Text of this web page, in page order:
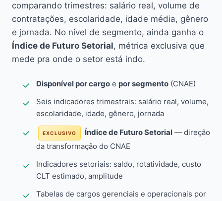
comparando trimestres: salário real, volume de
contratações, escolaridade, idade média, gênero
e jornada. No nível de segmento, ainda ganha o
Índice de Futuro Setorial, métrica exclusiva que
mede pra onde o setor está indo.
Disponível por cargo e por segmento (CNAE)
Seis indicadores trimestrais: salário real, volume,
escolaridade, idade, gênero, jornada
EXCLUSIVO Índice de Futuro Setorial — direção
da transformação do CNAE
Indicadores setoriais: saldo, rotatividade, custo
CLT estimado, amplitude
Tabelas de cargos gerenciais e operacionais por